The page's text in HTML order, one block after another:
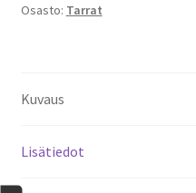
Osasto: Tarrat
Kuvaus
Lisätiedot